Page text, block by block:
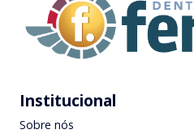
Institucional
Sobre nós